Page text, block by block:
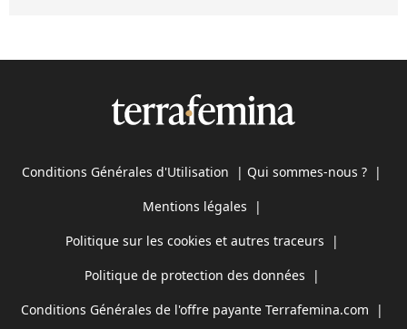
Conditions Générales d'Utilisation | Qui sommes-nous ? |
Mentions légales |
Politique sur les cookies et autres traceurs |
Politique de protection des données |
Conditions Générales de l'offre payante Terrafemina.com |